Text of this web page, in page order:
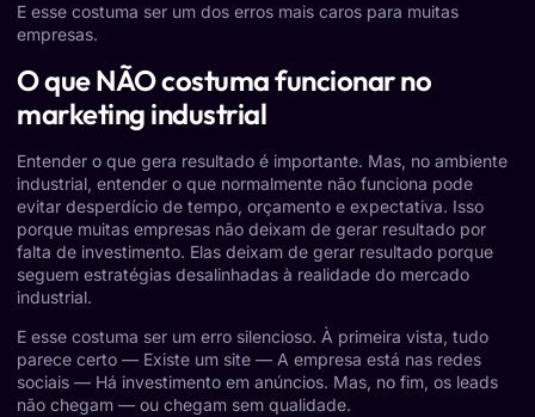
E esse costuma ser um dos erros mais caros para muitas
empresas.
O que NÃO costuma funcionar no
marketing industrial
Entender o que gera resultado é importante. Mas, no ambiente
industrial, entender o que normalmente não funciona pode
evitar desperdício de tempo, orçamento e expectativa. Isso
porque muitas empresas não deixam de gerar resultado por
falta de investimento. Elas deixam de gerar resultado porque
seguem estratégias desalinhadas à realidade do mercado
industrial.
E esse costuma ser um erro silencioso. À primeira vista, tudo
parece certo — Existe um site — A empresa está nas redes
sociais — Há investimento em anúncios. Mas, no fim, os leads
não chegam — ou chegam sem qualidade.